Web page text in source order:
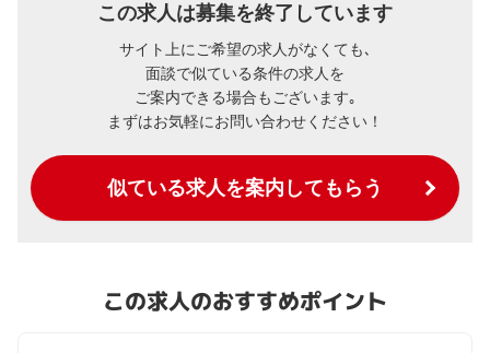
この求人は募集を終了しています
サイト上にご希望の求人がなくても､
面談で似ている条件の求人を
ご案内できる場合もございます｡
まずはお気軽にお問い合わせください！
似ている求人を案内してもらう
この求人のおすすめポイント